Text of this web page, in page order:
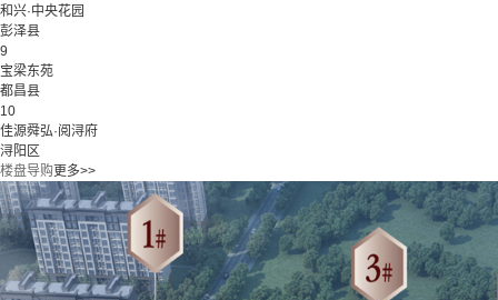
和兴·中央花园
彭泽县
9
宝梁东苑
都昌县
10
佳源舜弘·阅浔府
浔阳区
楼盘导购更多>>